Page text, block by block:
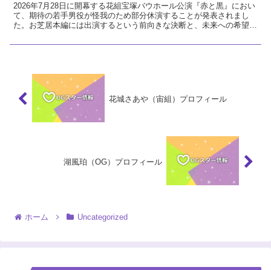
2026年7月28日に開幕する花組宝塚バウホール公演『赤と黒』におい
て、期待の若手男役が怪我のため部分休演することが発表されまし
た。お芝居本編には出演するという前向きな決断と、未来への希望に
花城さあや（宙組）プロフィール
湖風珀（OG）プロフィール
ホーム Uncategorized